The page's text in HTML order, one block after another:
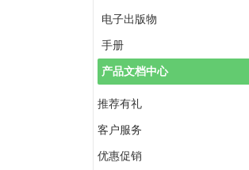
电子出版物
手册
产品文档中心
推荐有礼
客户服务
优惠促销